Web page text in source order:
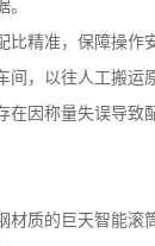
比精准，保障操作
间，以往人工搬运
在因称量失误导致
材质的巨天智能滚